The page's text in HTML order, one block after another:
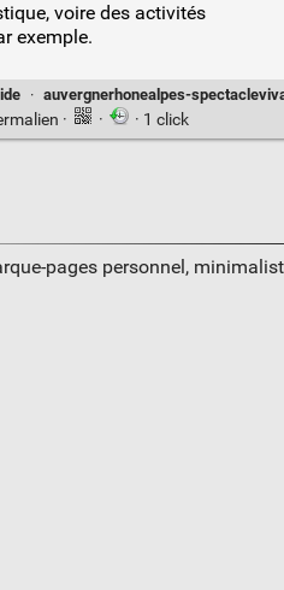
voire des activités
exemple.
· auvergnerhonealpes-
· · · 1 click
pages personnel,